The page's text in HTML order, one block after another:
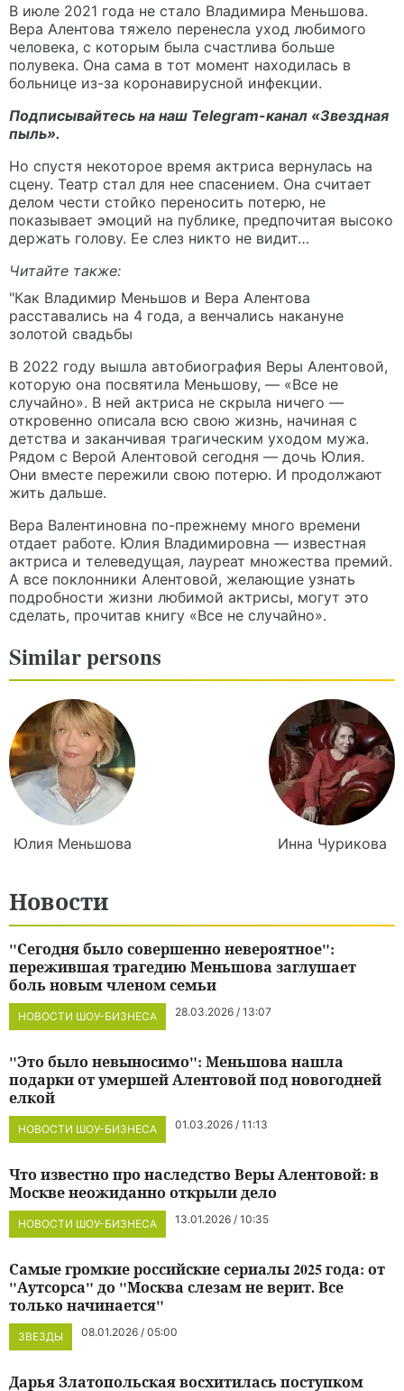
В июле 2021 года не стало Владимира Меньшова.
Вера Алентова тяжело перенесла уход любимого
человека, с которым была счастлива больше
полувека. Она сама в тот момент находилась в
больнице из-за коронавирусной инфекции.
Подписывайтесь на наш Telegram-канал «Звездная
пыль».
Но спустя некоторое время актриса вернулась на
сцену. Театр стал для нее спасением. Она считает
делом чести стойко переносить потерю, не
показывает эмоций на публике, предпочитая высоко
держать голову. Ее слез никто не видит…
Читайте также:
"Как Владимир Меньшов и Вера Алентова
расставались на 4 года, а венчались накануне
золотой свадьбы
В 2022 году вышла автобиография Веры Алентовой,
которую она посвятила Меньшову, — «Все не
случайно». В ней актриса не скрыла ничего —
откровенно описала всю свою жизнь, начиная с
детства и заканчивая трагическим уходом мужа.
Рядом с Верой Алентовой сегодня — дочь Юлия.
Они вместе пережили свою потерю. И продолжают
жить дальше.
Вера Валентиновна по-прежнему много времени
отдает работе. Юлия Владимировна — известная
актриса и телеведущая, лауреат множества премий.
А все поклонники Алентовой, желающие узнать
подробности жизни любимой актрисы, могут это
сделать, прочитав книгу «Все не случайно».
Similar persons
Юлия Меньшова Инна Чурикова
Новости
НОВОСТИ ШОУ-БИЗНЕСА 28.03.2026 / 13:07
"Сегодня было совершенно невероятное":
пережившая трагедию Меньшова заглушает
боль новым членом семьи
НОВОСТИ ШОУ-БИЗНЕСА 01.03.2026 / 11:13
"Это было невыносимо": Меньшова нашла
подарки от умершей Алентовой под новогодней
елкой
НОВОСТИ ШОУ-БИЗНЕСА 13.01.2026 / 10:35
Что известно про наследство Веры Алентовой: в
Москве неожиданно открыли дело
ЗВЕЗДЫ 08.01.2026 / 05:00
Самые громкие российские сериалы 2025 года: от
"Аутсорса" до "Москва слезам не верит. Все
только начинается"
Дарья Златопольская восхитилась поступком